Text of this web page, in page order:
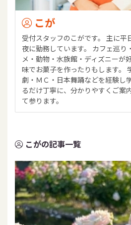
こが
受付スタッフのこがです。 主に平
夜に勤務しています。 カフェ巡り
メ・動物・水族館・ディズニーが
味でお菓子を作ったりもします。
劇・ＭＣ・日本舞踊などを経験し
るだけ丁寧に、分かりやすくご案
て参ります。
こがの記事一覧